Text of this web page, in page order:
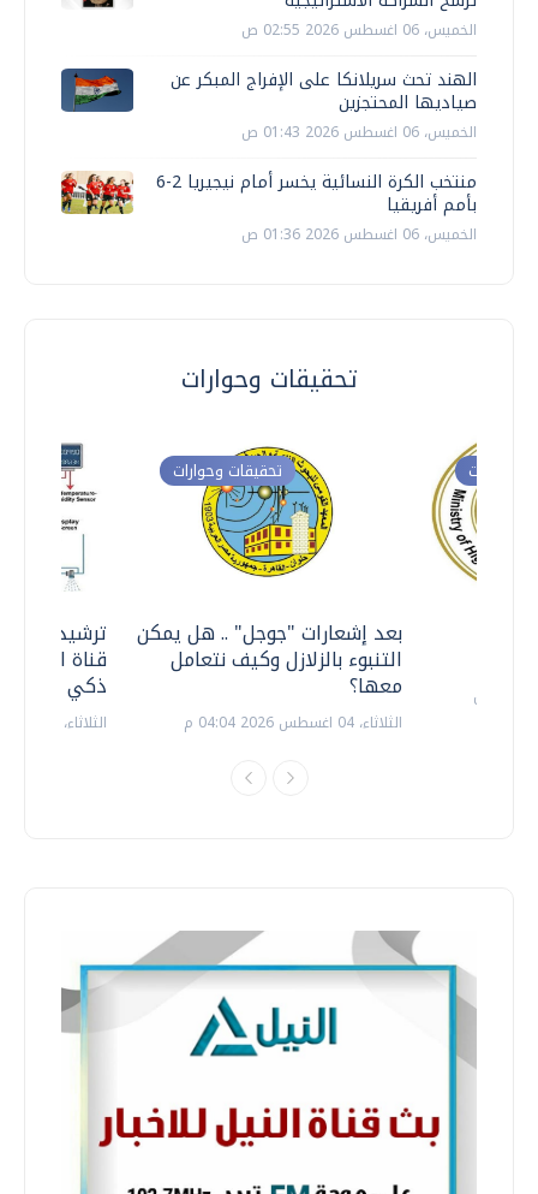
الخميس، 06 اغسطس 2026 02:55 ص
الهند تحث سريلانكا على الإفراج المبكر عن
صياديها المحتجزين
الخميس، 06 اغسطس 2026 01:43 ص
منتخب الكرة النسائية يخسر أمام نيجيريا 2-6
بأمم أفريقيا
الخميس، 06 اغسطس 2026 01:36 ص
تحقيقات وحوارات
ترشيدا
قناة
ذكي
الثلاثاء، 14 يوليو 2026 06:11 م
تحقيقات وحوارات
بعد إشعارات "جوجل" .. هل يمكن
التنبوء بالزلازل وكيف نتعامل
معها؟
الثلاثاء، 04 اغسطس 2026 04:04 م
وحوارات